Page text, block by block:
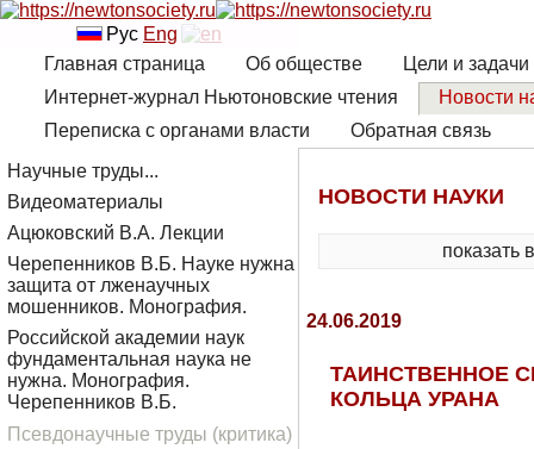
Рус Eng
Главная страница
Об обществе
Цели и
Интернет-журнал Ньютоновские чтения
Новости
Переписка с органами власти
Обратная связь
НОВОСТИ НАУКИ
показать
24.06.2019
ТАИНСТВЕННОЕ
КОЛЬЦА УРАНА
Научные труды...
Видеоматериалы
Ацюковский В.А. Лекции
Черепенников В.Б. Науке нужна
защита от лженаучных
мошенников. Монография.
Российской академии наук
фундаментальная наука не
нужна. Монография.
Черепенников В.Б.
Псевдонаучные труды (критика)